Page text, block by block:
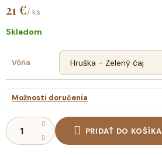
21 €/ ks
cena:
Skladom
Vôňa
Možnosti doručenia
PRIDAŤ DO KOŠÍKA